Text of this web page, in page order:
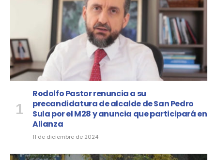
Rodolfo Pastor renuncia a su
precandidatura de alcalde de San Pedro
Sula por el M28 y anuncia que participará en
Alianza
11 de diciembre de 2024